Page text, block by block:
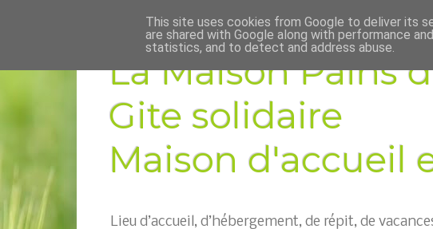
La Maison Pains
Gite solidaire
Maison d'accueil
Lieu d’accueil, d’hébergement, de répit, de
This site uses cookies from Google to deliver its
are shared with Google along with performance
statistics, and to detect and address abuse.